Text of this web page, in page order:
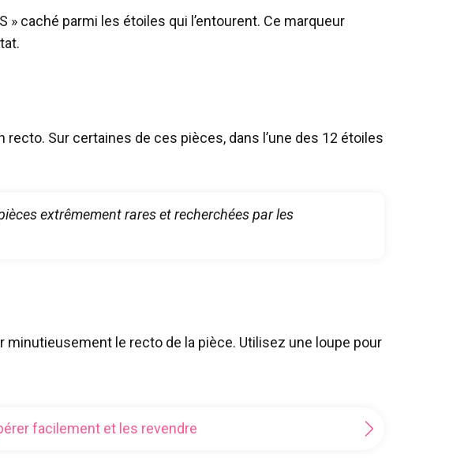
caché parmi les étoiles qui l’entourent. Ce marqueur
Sur certaines de ces pièces, dans l’une des 12 étoiles
extrêmement rares et recherchées par les
le recto de la pièce. Utilisez une loupe pour
facilement et les revendre